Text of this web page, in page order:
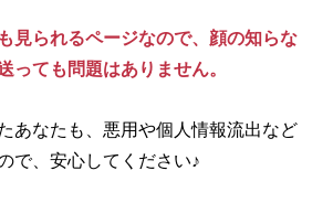
見られるページなので、顔の知らな
っても問題はありません。
あなたも、悪用や個人情報流出など
で、安心してください♪